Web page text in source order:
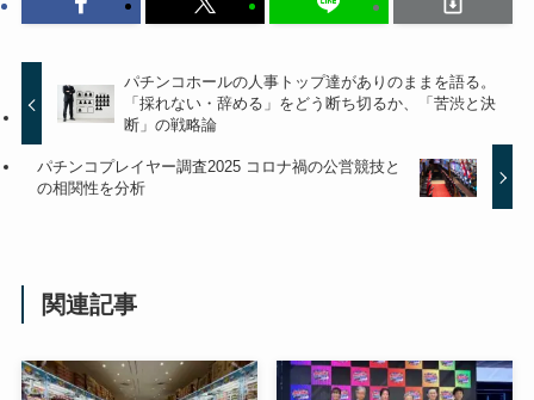
パチンコホールの人事トップ達がありのままを語る。
「採れない・辞める」をどう断ち切るか、「苦渋と決
断」の戦略論
パチンコプレイヤー調査2025 コロナ禍の公営競技と
の相関性を分析
関連記事